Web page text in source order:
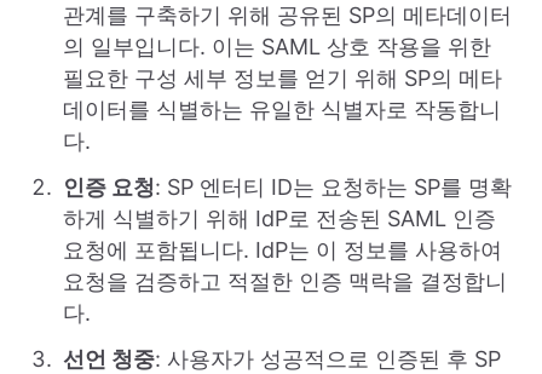
관계를 구축하기 위해 공유된 SP의 메타데이터
의 일부입니다. 이는 SAML 상호 작용을 위한
필요한 구성 세부 정보를 얻기 위해 SP의 메타
데이터를 식별하는 유일한 식별자로 작동합니
다.
인증 요청: SP 엔터티 ID는 요청하는 SP를 명확
하게 식별하기 위해 IdP로 전송된 SAML 인증
요청에 포함됩니다. IdP는 이 정보를 사용하여
요청을 검증하고 적절한 인증 맥락을 결정합니
다.
선언 청중: 사용자가 성공적으로 인증된 후 SP